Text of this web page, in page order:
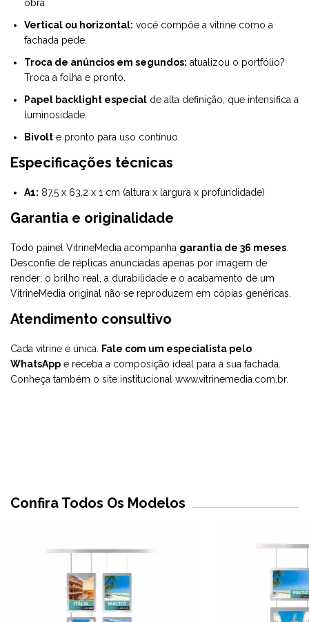
obra.
Vertical ou horizontal: você compõe a vitrine como a
fachada pede.
Troca de anúncios em segundos: atualizou o portfólio?
Troca a folha e pronto.
Papel backlight especial de alta definição, que intensifica a
luminosidade.
Bivolt e pronto para uso contínuo.
Especificações técnicas
A1: 87,5 x 63,2 x 1 cm (altura x largura x profundidade)
Garantia e originalidade
Todo painel VitrineMedia acompanha garantia de 36 meses.
Desconfie de réplicas anunciadas apenas por imagem de
render: o brilho real, a durabilidade e o acabamento de um
VitrineMedia original não se reproduzem em cópias genéricas.
Atendimento consultivo
Cada vitrine é única. Fale com um especialista pelo
WhatsApp e receba a composição ideal para a sua fachada.
Conheça também o site institucional www.vitrinemedia.com.br.
Confira Todos Os Modelos